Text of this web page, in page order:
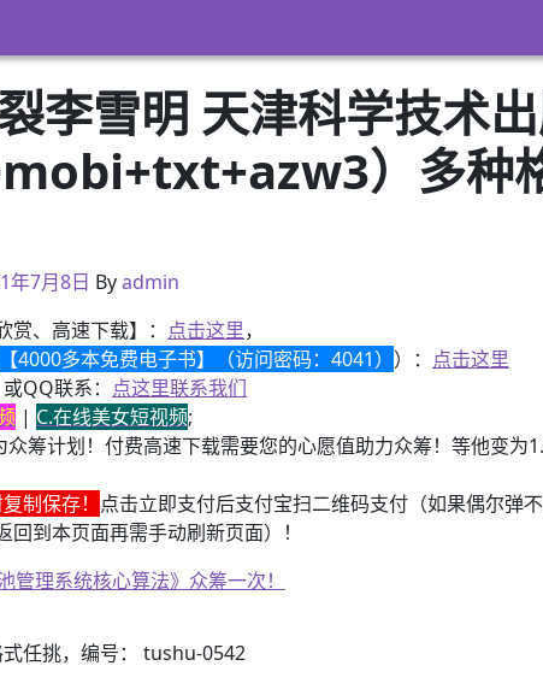
李雪明 天津科学技术
）多种
年4月14日
年7月8日 Byadmin
、高速下载】： 点击这里，
【4000多本免费电子书】（访问密码：4041） ）： 点击这里
QQ联系： 点这里联系我们
| C.在线美女短视频;
众筹计划！付费高速下载需要您的心愿值助力众筹！等他变为
制保存！ 点击立即支付后支付宝扫二维码支付（如果偶尔弹
到本页面再需手动刷新页面）！
管理系统核心算法》众筹一次！
理系统核心算法》众筹一次！
任挑，编号： tushu-0542